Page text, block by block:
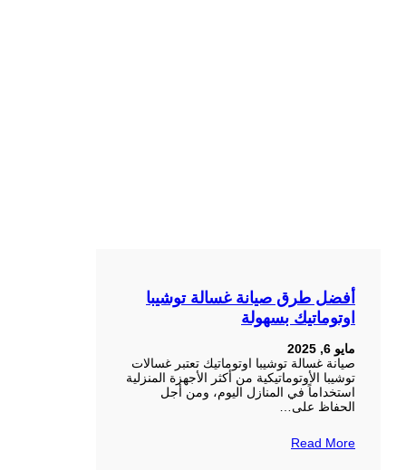
أفضل طرق صيانة غسالة توشيبا
اوتوماتيك بسهولة
مايو 6, 2025
صيانة غسالة توشيبا اوتوماتيك تعتبر غسالات
توشيبا الأوتوماتيكية من أكثر الأجهزة المنزلية
استخداماً في المنازل اليوم، ومن أجل
الحفاظ على…
Read More